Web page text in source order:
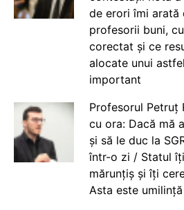
de erori îmi arată
profesorii buni,
corectat și ce
alocate unui
important
Profesorul Petruț
cu ora: Dacă mă
și să le duc la
într-o zi / Statul
mărunțiș și îți
Asta este